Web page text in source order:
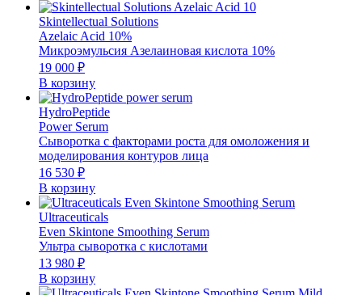
Skintellectual Solutions
Azelaic Acid 10%
Микроэмульсия Азелаиновая кислота 10%
19 000 ₽
В корзину
HydroPeptide
Power Serum
Сыворотка с факторами роста для омоложения и
моделирования контуров лица
16 530 ₽
В корзину
Ultraceuticals
Even Skintone Smoothing Serum
Ультра сыворотка с кислотами
13 980 ₽
В корзину